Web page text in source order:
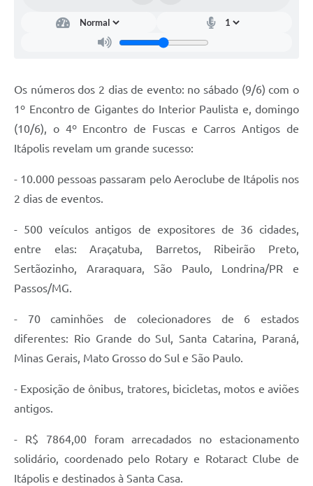
Água de Qualidade
Feriados Municipais
Bairros Rurais
Ouvidoria Municipal
Arquivos para Download
Carta de Serviços
Galeria de Vídeos
Projetos
Contas Públicas
Links
Telefones Úteis
Os números dos 2 dias de evento: no sábado (9/6) com o
1º Encontro de Gigantes do Interior Paulista e, domingo
(10/6), o 4º Encontro de Fuscas e Carros Antigos de
Itápolis revelam um grande sucesso:
- 10.000 pessoas passaram pelo Aeroclube de Itápolis nos
2 dias de eventos.
- 500 veículos antigos de expositores de 36 cidades,
entre elas: Araçatuba, Barretos, Ribeirão Preto,
Sertãozinho, Araraquara, São Paulo, Londrina/PR e
Passos/MG.
- 70 caminhões de colecionadores de 6 estados
diferentes: Rio Grande do Sul, Santa Catarina, Paraná,
Minas Gerais, Mato Grosso do Sul e São Paulo.
- Exposição de ônibus, tratores, bicicletas, motos e aviões
antigos.
- R$ 7864,00 foram arrecadados no estacionamento
solidário, coordenado pelo Rotary e Rotaract Clube de
Itápolis e destinados à Santa Casa.